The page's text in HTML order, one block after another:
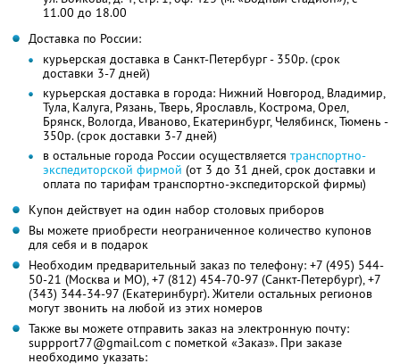
11.00 до 18.00
Доставка по России:
курьерская доставка в Санкт-Петербург - 350р. (срок
доставки 3-7 дней)
курьерская доставка в города: Нижний Новгород, Владимир,
Тула, Калуга, Рязань, Тверь, Ярославль, Кострома, Орел,
Брянск, Вологда, Иваново, Екатеринбург, Челябинск, Тюмень -
350р. (срок доставки 3-7 дней)
в остальные города России осуществляется транспортно-
экспедиторской фирмой (от 3 до 31 дней, срок доставки и
оплата по тарифам транспортно-экспедиторской фирмы)
Купон действует на один набор столовых приборов
Вы можете приобрести неограниченное количество купонов
для себя и в подарок
Необходим предварительный заказ по телефону: +7 (495) 544-
50-21 (Москва и МО), +7 (812) 454-70-97 (Санкт-Петербург), +7
(343) 344-34-97 (Екатеринбург). Жители остальных регионов
могут звонить на любой из этих номеров
Также вы можете отправить заказ на электронную почту:
suppport77@gmail.com с пометкой «Заказ». При заказе
необходимо указать: